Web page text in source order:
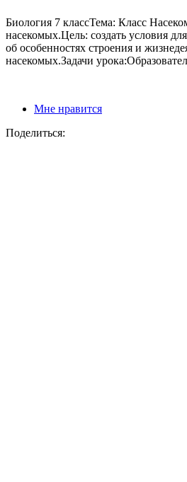
Биология 7 классТема: Класс
насекомых.Цель: создать условия
об особенностях строения и
насекомых.Задачи
Мне нравится
Поделиться: